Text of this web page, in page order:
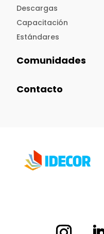
Descargas
Capacitación
Estándares
Comunidades
Contacto